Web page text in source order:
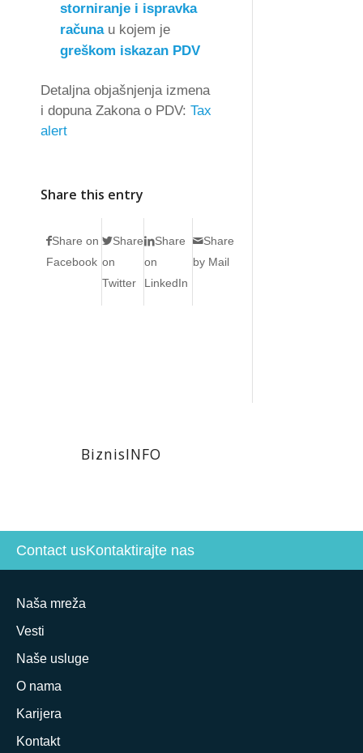
storniranje i ispravka
računa u kojem je
greškom iskazan PDV
Detaljna objašnjenja izmena
i dopuna Zakona o PDV: Tax
alert
Share this entry
Share on
Facebook
Share
on
Twitter
Share
on
LinkedIn
Share
by Mail
BiznisINFO
Contact usKontaktirajte nas
Naša mreža
Vesti
Naše usluge
O nama
Karijera
Kontakt